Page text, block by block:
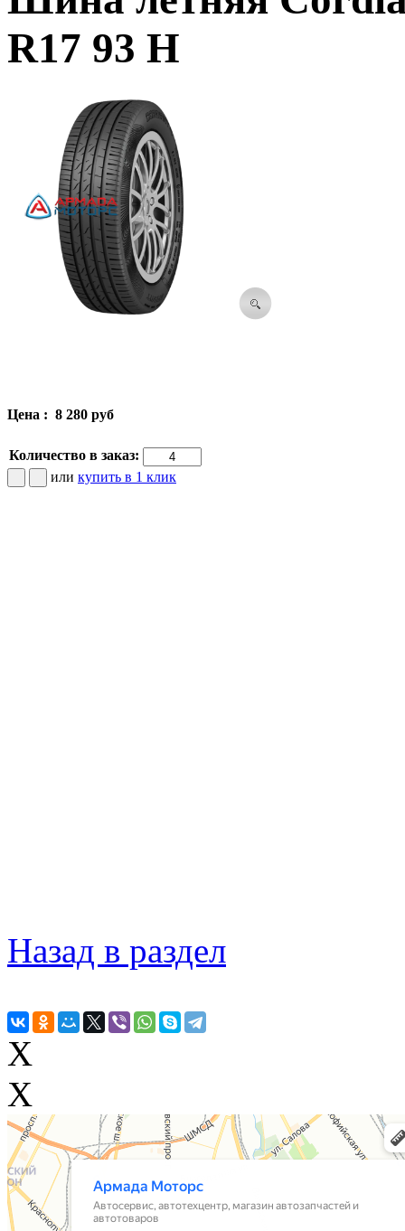
R17 93 H
Цена : 8 280 руб
Количество в заказ:
или купить в 1 клик
Назад в раздел
X
X